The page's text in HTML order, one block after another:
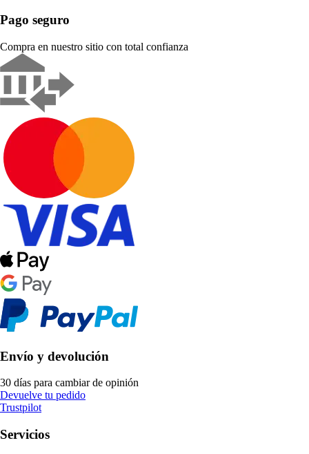
Pago seguro
Compra en nuestro sitio con total confianza
Envío y devolución
30 días para cambiar de opinión
Devuelve tu pedido
Trustpilot
Servicios